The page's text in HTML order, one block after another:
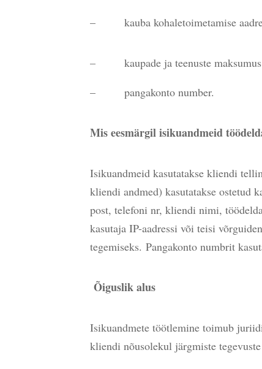
– kauba kohaletoimetamise
– kaupade ja teenuste maksumus
– pangakonto number.
Mis eesmärgil isikuandmeid
Isikuandmeid kasutatakse kliendi
kliendi andmed) kasutatakse ostetud
post, telefoni nr, kliendi nimi,
kasutaja IP-aadressi või teisi
tegemiseks.Pangakonto numbrit
Õiguslik alus
Isikuandmete töötlemine toimub
kliendi nõusolekul järgmiste